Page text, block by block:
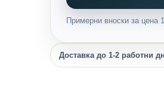
Примерни вноски за цена
Доставка до 1-2 работни